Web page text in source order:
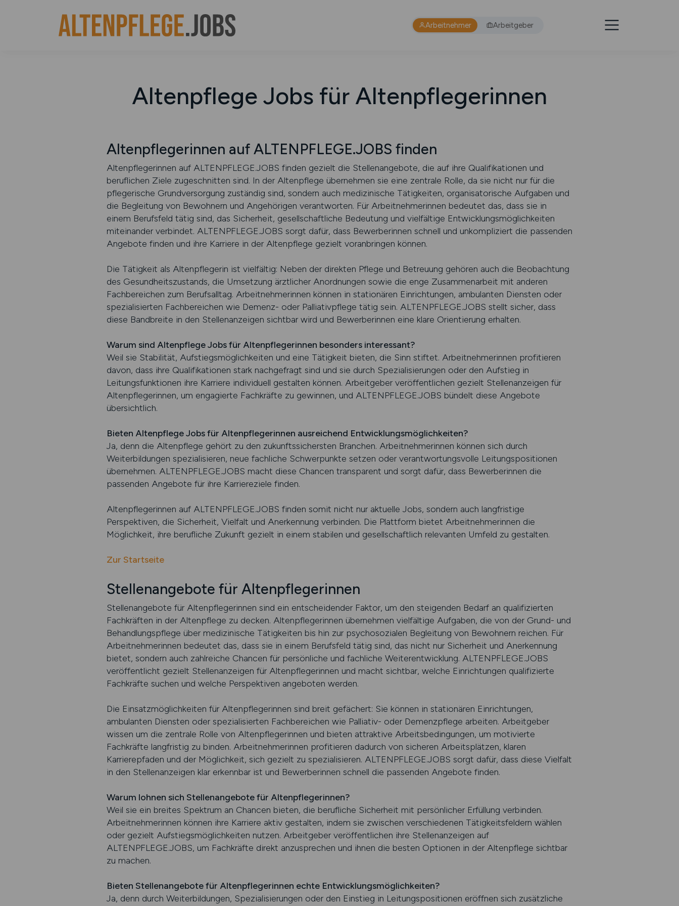
Arbeitnehmer Arbeitgeber
Altenpflege Jobs für Altenpflegerinnen
Altenpflegerinnen auf ALTENPFLEGE.JOBS finden
Altenpflegerinnen auf ALTENPFLEGE.JOBS finden gezielt die Stellenangebote, die auf ihre Qualifikationen und
beruflichen Ziele zugeschnitten sind. In der Altenpflege übernehmen sie eine zentrale Rolle, da sie nicht nur für die
pflegerische Grundversorgung zuständig sind, sondern auch medizinische Tätigkeiten, organisatorische Aufgaben und
die Begleitung von Bewohnern und Angehörigen verantworten. Für Arbeitnehmerinnen bedeutet das, dass sie in
einem Berufsfeld tätig sind, das Sicherheit, gesellschaftliche Bedeutung und vielfältige Entwicklungsmöglichkeiten
miteinander verbindet. ALTENPFLEGE.JOBS sorgt dafür, dass Bewerberinnen schnell und unkompliziert die passenden
Angebote finden und ihre Karriere in der Altenpflege gezielt voranbringen können.
Die Tätigkeit als Altenpflegerin ist vielfältig: Neben der direkten Pflege und Betreuung gehören auch die Beobachtung
des Gesundheitszustands, die Umsetzung ärztlicher Anordnungen sowie die enge Zusammenarbeit mit anderen
Fachbereichen zum Berufsalltag. Arbeitnehmerinnen können in stationären Einrichtungen, ambulanten Diensten oder
spezialisierten Fachbereichen wie Demenz- oder Palliativpflege tätig sein. ALTENPFLEGE.JOBS stellt sicher, dass
diese Bandbreite in den Stellenanzeigen sichtbar wird und Bewerberinnen eine klare Orientierung erhalten.
Warum sind Altenpflege Jobs für Altenpflegerinnen besonders interessant?
Weil sie Stabilität, Aufstiegsmöglichkeiten und eine Tätigkeit bieten, die Sinn stiftet. Arbeitnehmerinnen profitieren
davon, dass ihre Qualifikationen stark nachgefragt sind und sie durch Spezialisierungen oder den Aufstieg in
Leitungsfunktionen ihre Karriere individuell gestalten können. Arbeitgeber veröffentlichen gezielt Stellenanzeigen für
Altenpflegerinnen, um engagierte Fachkräfte zu gewinnen, und ALTENPFLEGE.JOBS bündelt diese Angebote
übersichtlich.
Bieten Altenpflege Jobs für Altenpflegerinnen ausreichend Entwicklungsmöglichkeiten?
Ja, denn die Altenpflege gehört zu den zukunftssichersten Branchen. Arbeitnehmerinnen können sich durch
Weiterbildungen spezialisieren, neue fachliche Schwerpunkte setzen oder verantwortungsvolle Leitungspositionen
übernehmen. ALTENPFLEGE.JOBS macht diese Chancen transparent und sorgt dafür, dass Bewerberinnen die
passenden Angebote für ihre Karriereziele finden.
Altenpflegerinnen auf ALTENPFLEGE.JOBS finden somit nicht nur aktuelle Jobs, sondern auch langfristige
Perspektiven, die Sicherheit, Vielfalt und Anerkennung verbinden. Die Plattform bietet Arbeitnehmerinnen die
Möglichkeit, ihre berufliche Zukunft gezielt in einem stabilen und gesellschaftlich relevanten Umfeld zu gestalten.
Zur Startseite
Stellenangebote für Altenpflegerinnen
Stellenangebote für Altenpflegerinnen sind ein entscheidender Faktor, um den steigenden Bedarf an qualifizierten
Fachkräften in der Altenpflege zu decken. Altenpflegerinnen übernehmen vielfältige Aufgaben, die von der Grund- und
Behandlungspflege über medizinische Tätigkeiten bis hin zur psychosozialen Begleitung von Bewohnern reichen. Für
Arbeitnehmerinnen bedeutet das, dass sie in einem Berufsfeld tätig sind, das nicht nur Sicherheit und Anerkennung
bietet, sondern auch zahlreiche Chancen für persönliche und fachliche Weiterentwicklung. ALTENPFLEGE.JOBS
veröffentlicht gezielt Stellenanzeigen für Altenpflegerinnen und macht sichtbar, welche Einrichtungen qualifizierte
Fachkräfte suchen und welche Perspektiven angeboten werden.
Die Einsatzmöglichkeiten für Altenpflegerinnen sind breit gefächert: Sie können in stationären Einrichtungen,
ambulanten Diensten oder spezialisierten Fachbereichen wie Palliativ- oder Demenzpflege arbeiten. Arbeitgeber
wissen um die zentrale Rolle von Altenpflegerinnen und bieten attraktive Arbeitsbedingungen, um motivierte
Fachkräfte langfristig zu binden. Arbeitnehmerinnen profitieren dadurch von sicheren Arbeitsplätzen, klaren
Karrierepfaden und der Möglichkeit, sich gezielt zu spezialisieren. ALTENPFLEGE.JOBS sorgt dafür, dass diese Vielfalt
in den Stellenanzeigen klar erkennbar ist und Bewerberinnen schnell die passenden Angebote finden.
Warum lohnen sich Stellenangebote für Altenpflegerinnen?
Weil sie ein breites Spektrum an Chancen bieten, die berufliche Sicherheit mit persönlicher Erfüllung verbinden.
Arbeitnehmerinnen können ihre Karriere aktiv gestalten, indem sie zwischen verschiedenen Tätigkeitsfeldern wählen
oder gezielt Aufstiegsmöglichkeiten nutzen. Arbeitgeber veröffentlichen ihre Stellenanzeigen auf
ALTENPFLEGE.JOBS, um Fachkräfte direkt anzusprechen und ihnen die besten Optionen in der Altenpflege sichtbar
zu machen.
Bieten Stellenangebote für Altenpflegerinnen echte Entwicklungsmöglichkeiten?
Ja, denn durch Weiterbildungen, Spezialisierungen oder den Einstieg in Leitungspositionen eröffnen sich zusätzliche